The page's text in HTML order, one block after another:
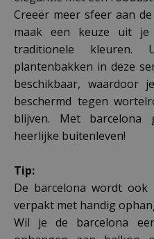
Creeër meer sfeer aan
maak een keuze uit
traditionele
plantenbakken in deze
beschikbaar, waardoor
beschermd tegen
blijven. Met
heerlijke buitenleven!
Tip:
De barcelona wordt ook
verpakt met handig
Wil je de barcelona